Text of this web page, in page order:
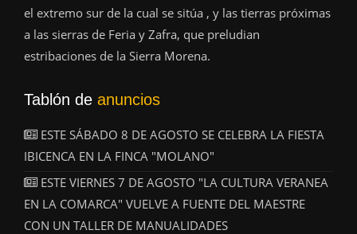
el extremo sur de la cual se sitúa , y las tierras próximas
a las sierras de Feria y Zafra, que preludian
estribaciones de la Sierra Morena.
Tablón de anuncios
ESTE SÁBADO 8 DE AGOSTO SE CELEBRA LA FIESTA
IBICENCA EN LA FINCA "MOLANO"
ESTE VIERNES 7 DE AGOSTO "LA CULTURA VERANEA
EN LA COMARCA" VUELVE A FUENTE DEL MAESTRE
CON UN TALLER DE MANUALIDADES